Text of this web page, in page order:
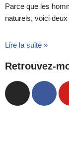
Parce que les
naturels, voici
Lire la suite »
Retrouvez-